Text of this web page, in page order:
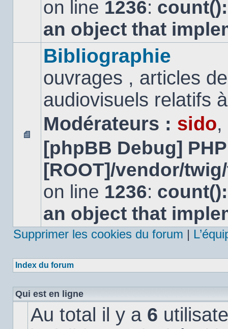
on line 1236:
an object that
Aucun
message
non
Bibliographie
ouvrages , articles
audiovisuels relatifs
Modérateurs : sido,
[phpBB Debug]
[ROOT]/vendor/
on line 1236:
an object that
Supprimer les cookies du forum |
Index du forum
Qui est en ligne
Au total il y a 6